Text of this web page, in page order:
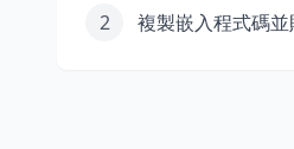
2 複製嵌入程式碼